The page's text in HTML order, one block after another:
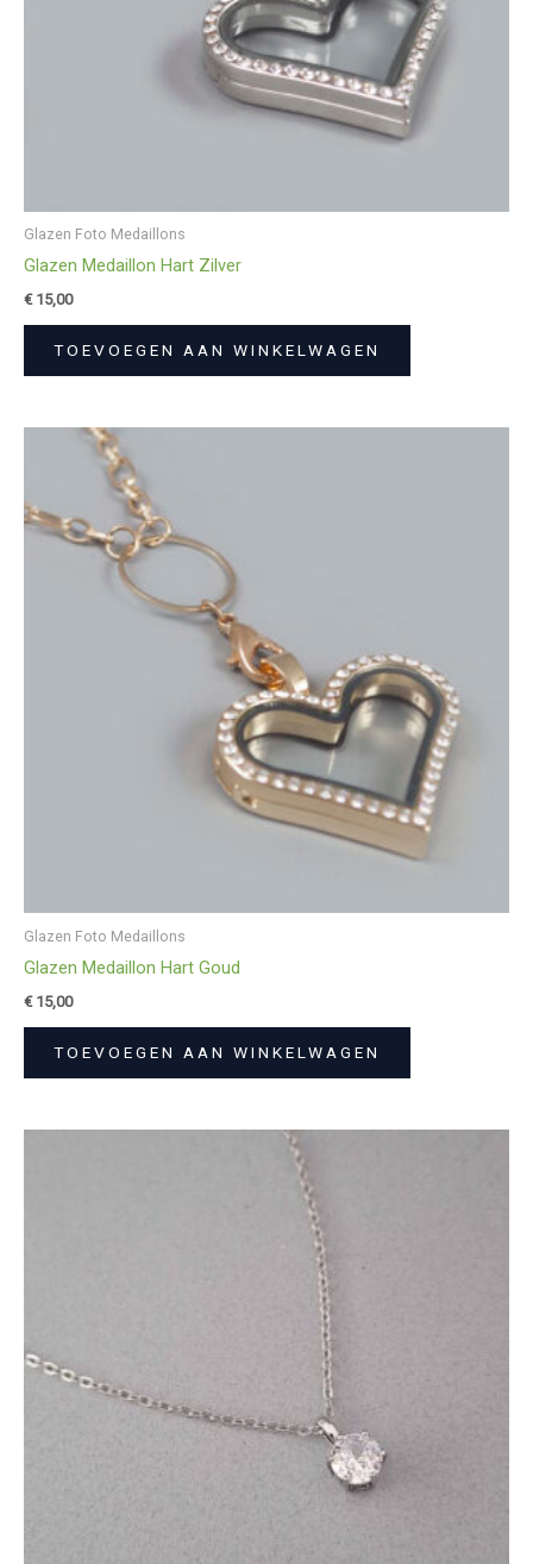
Glazen Foto Medaillons
Glazen Medaillon Hart Zilver
€15,00
TOEVOEGEN AAN WINKELWAGEN
Glazen Foto Medaillons
Glazen Medaillon Hart Goud
€15,00
TOEVOEGEN AAN WINKELWAGEN